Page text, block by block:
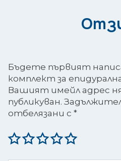
Бъдете първият
комплект за
Вашият имейл адрес
публикуван.
отбелязани с *